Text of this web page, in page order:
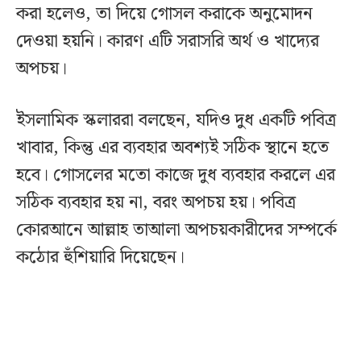
করা হলেও, তা দিয়ে গোসল করাকে অনুমোদন
দেওয়া হয়নি। কারণ এটি সরাসরি অর্থ ও খাদ্যের
অপচয়।
ইসলামিক স্কলাররা বলছেন, যদিও দুধ একটি পবিত্র
খাবার, কিন্তু এর ব্যবহার অবশ্যই সঠিক স্থানে হতে
হবে। গোসলের মতো কাজে দুধ ব্যবহার করলে এর
সঠিক ব্যবহার হয় না, বরং অপচয় হয়। পবিত্র
কোরআনে আল্লাহ তাআলা অপচয়কারীদের সম্পর্কে
কঠোর হুঁশিয়ারি দিয়েছেন।